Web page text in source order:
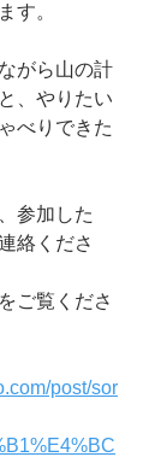
す。
がら山の計
、やりたい
べりできた
参加した
絡くださ
ご覧くださ
post/sor